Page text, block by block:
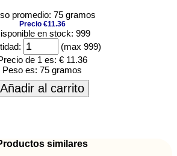
promedio: 75 gramos
Precio €11.36
en stock: 999
(max 999)
de 1 es: € 11.36
Peso es: 75 gramos
Añadir al carrito
similares